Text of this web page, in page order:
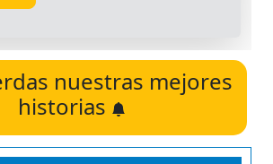
nuestras mejores
historias